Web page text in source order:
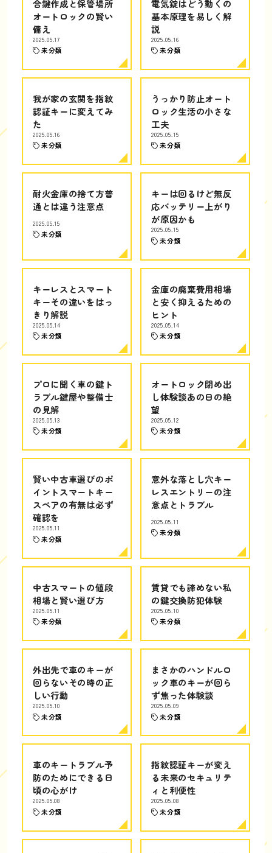
合鍵作成と保管場所
オートロックの賢い
備え
2025.05.17
未分類
電気錠はどう動くの
基本原理を易しく解
説
2025.05.16
未分類
我が家の玄関を指紋
認証キーに変えてみ
た
2025.05.16
未分類
うっかり防止オート
ロック生活の小さな
工夫
2025.05.15
未分類
耐火金庫の捨て方普
通とは違う注意点
2025.05.15
未分類
キーは回るけど無反
応バッテリー上がり
が原因かも
2025.05.15
未分類
キーレスとスマート
キーその違いをはっ
きり解説
2025.05.14
未分類
金庫の廃棄費用相場
と安く抑えるための
ヒント
2025.05.14
未分類
プロに聞く車の鍵ト
ラブル鍵屋や整備士
の見解
2025.05.13
未分類
オートロック閉め出
し体験談あの日の絶
望
2025.05.12
未分類
賢い中古車選びのポ
イントスマートキー
スペアの有無は必ず
確認を
2025.05.11
未分類
意外な落とし穴キー
レスエントリーの注
意点とトラブル
2025.05.11
未分類
中古スマートの値段
相場と賢い選び方
2025.05.11
未分類
賃貸でも諦めない私
の鍵交換防犯体験
2025.05.10
未分類
外出先で車のキーが
回らないその時の正
しい行動
2025.05.10
未分類
まさかのハンドルロ
ック車のキーが回ら
ず焦った体験談
2025.05.09
未分類
車のキートラブル予
防のためにできる日
頃の心がけ
2025.05.08
未分類
指紋認証キーが変え
る未来のセキュリテ
ィと利便性
2025.05.08
未分類